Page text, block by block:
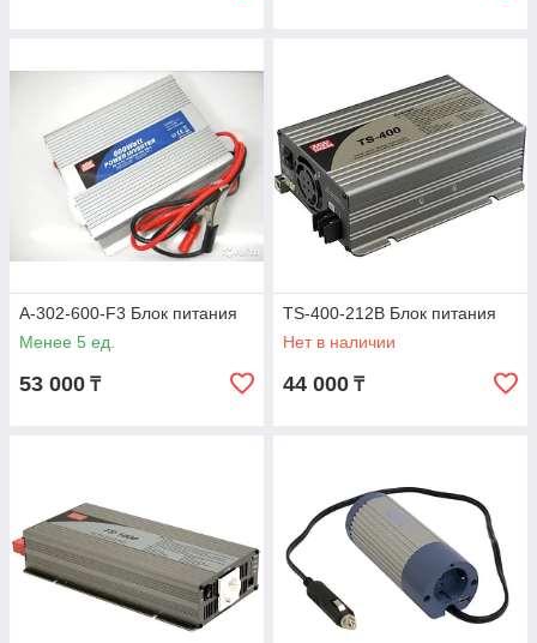
A-302-600-F3 Блок питания
Менее 5 ед.
53 000 ₸
TS-400-212B Блок питания
Нет в наличии
44 000 ₸